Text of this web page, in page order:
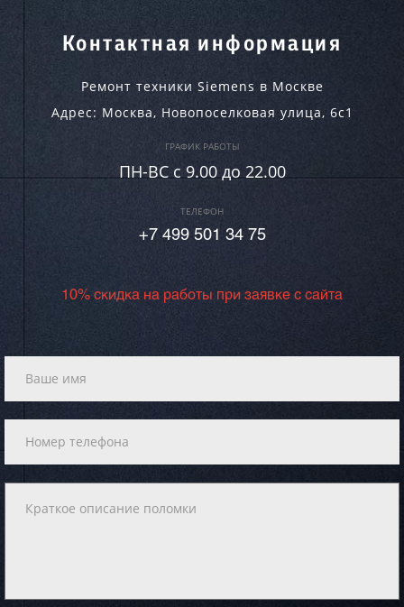
Контактная информация
Ремонт техники Siemens в Москве
Адрес: Москва, Новопоселковая улица, 6с1
ГРАФИК РАБОТЫ
ПН-ВC c 9.00 до 22.00
ТЕЛЕФОН
+7 499 501 34 75
10% скидка на работы при заявке с сайта